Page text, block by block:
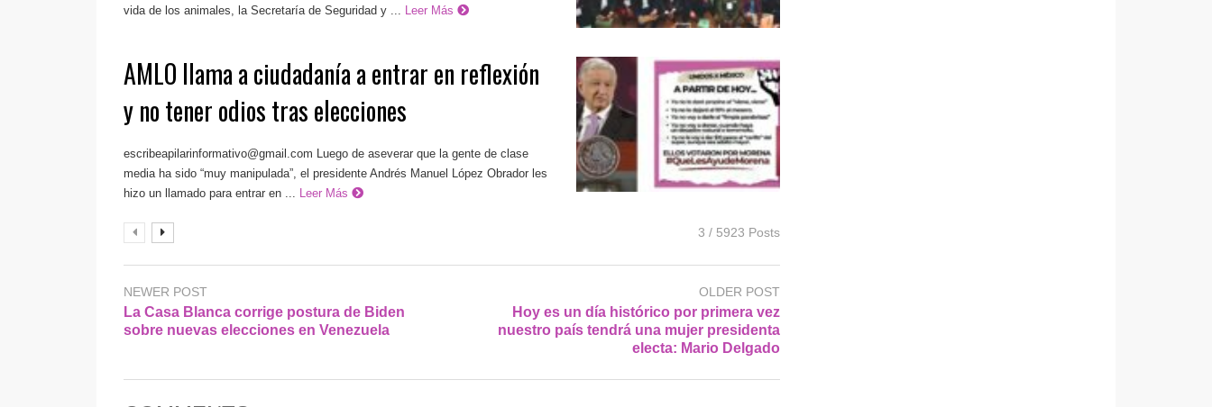
vida de los animales, la Secretaría de Seguridad y ...
Leer Más
AMLO llama a ciudadanía a entrar en reflexión
y no tener odios tras elecciones
escribeapilarinformativo@gmail.com Luego de aseverar que la gente de clase
media ha sido “muy manipulada”, el presidente Andrés Manuel López Obrador les
hizo un llamado para entrar en ... Leer Más
3 / 5923 Posts
NEWER POST
La Casa Blanca corrige postura de Biden
sobre nuevas elecciones en Venezuela
OLDER POST
Hoy es un día histórico por primera vez
nuestro país tendrá una mujer presidenta
electa: Mario Delgado